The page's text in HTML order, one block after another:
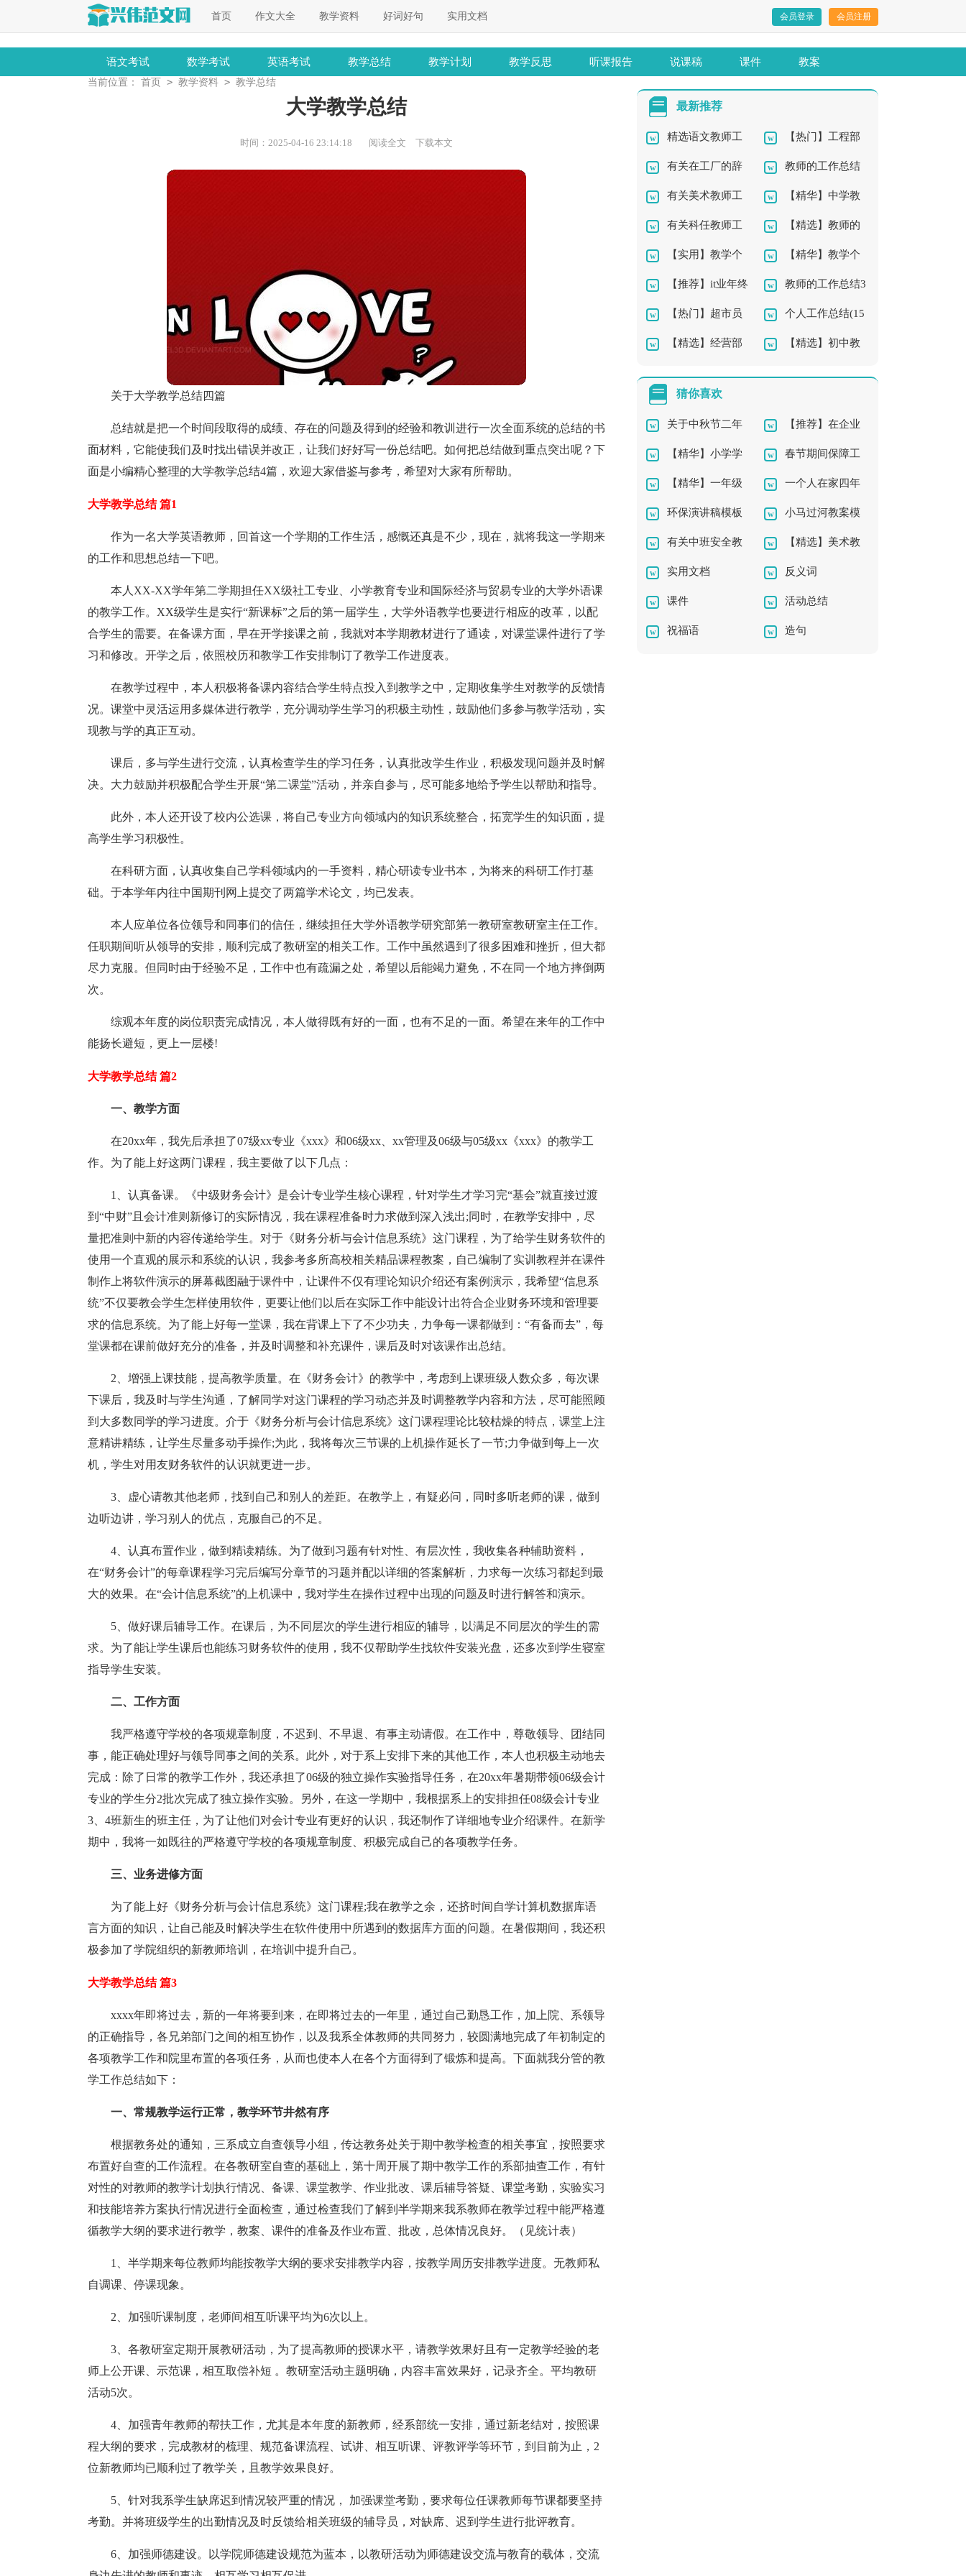
首页 作文大全 教学资料 好词好句 实用文档 会员登录 会员注册
语文考试 数学考试 英语考试 教学总结 教学计划 教学反思 听课报告 说课稿 课件 教案
当前位置： 首页 > 教学资料 > 教学总结
大学教学总结
时间：2025-04-16 23:14:18 阅读全文 下载本文
关于大学教学总结四篇
总结就是把一个时间段取得的成绩、存在的问题及得到的经验和教训进行一次全面系统的总结的书
面材料，它能使我们及时找出错误并改正，让我们好好写一份总结吧。如何把总结做到重点突出呢？下
面是小编精心整理的大学教学总结4篇，欢迎大家借鉴与参考，希望对大家有所帮助。
大学教学总结 篇1
作为一名大学英语教师，回首这一个学期的工作生活，感慨还真是不少，现在，就将我这一学期来
的工作和思想总结一下吧。
本人XX-XX学年第二学期担任XX级社工专业、小学教育专业和国际经济与贸易专业的大学外语课
的教学工作。XX级学生是实行“新课标”之后的第一届学生，大学外语教学也要进行相应的改革，以配
合学生的需要。在备课方面，早在开学接课之前，我就对本学期教材进行了通读，对课堂课件进行了学
习和修改。开学之后，依照校历和教学工作安排制订了教学工作进度表。
在教学过程中，本人积极将备课内容结合学生特点投入到教学之中，定期收集学生对教学的反馈情
况。课堂中灵活运用多媒体进行教学，充分调动学生学习的积极主动性，鼓励他们多参与教学活动，实
现教与学的真正互动。
课后，多与学生进行交流，认真检查学生的学习任务，认真批改学生作业，积极发现问题并及时解
决。大力鼓励并积极配合学生开展“第二课堂”活动，并亲自参与，尽可能多地给予学生以帮助和指导。
此外，本人还开设了校内公选课，将自己专业方向领域内的知识系统整合，拓宽学生的知识面，提
高学生学习积极性。
在科研方面，认真收集自己学科领域内的一手资料，精心研读专业书本，为将来的科研工作打基
础。于本学年内往中国期刊网上提交了两篇学术论文，均已发表。
本人应单位各位领导和同事们的信任，继续担任大学外语教学研究部第一教研室教研室主任工作。
任职期间听从领导的安排，顺利完成了教研室的相关工作。工作中虽然遇到了很多困难和挫折，但大都
尽力克服。但同时由于经验不足，工作中也有疏漏之处，希望以后能竭力避免，不在同一个地方摔倒两
次。
综观本年度的岗位职责完成情况，本人做得既有好的一面，也有不足的一面。希望在来年的工作中
能扬长避短，更上一层楼!
大学教学总结 篇2
一、教学方面
在20xx年，我先后承担了07级xx专业《xxx》和06级xx、xx管理及06级与05级xx《xxx》的教学工
作。为了能上好这两门课程，我主要做了以下几点：
1、认真备课。《中级财务会计》是会计专业学生核心课程，针对学生才学习完“基会”就直接过渡
到“中财”且会计准则新修订的实际情况，我在课程准备时力求做到深入浅出;同时，在教学安排中，尽
量把准则中新的内容传递给学生。对于《财务分析与会计信息系统》这门课程，为了给学生财务软件的
使用一个直观的展示和系统的认识，我参考多所高校相关精品课程教案，自己编制了实训教程并在课件
制作上将软件演示的屏幕截图融于课件中，让课件不仅有理论知识介绍还有案例演示，我希望“信息系
统”不仅要教会学生怎样使用软件，更要让他们以后在实际工作中能设计出符合企业财务环境和管理要
求的信息系统。为了能上好每一堂课，我在背课上下了不少功夫，力争每一课都做到：“有备而去”，每
堂课都在课前做好充分的准备，并及时调整和补充课件，课后及时对该课作出总结。
2、增强上课技能，提高教学质量。在《财务会计》的教学中，考虑到上课班级人数众多，每次课
下课后，我及时与学生沟通，了解同学对这门课程的学习动态并及时调整教学内容和方法，尽可能照顾
到大多数同学的学习进度。介于《财务分析与会计信息系统》这门课程理论比较枯燥的特点，课堂上注
意精讲精练，让学生尽量多动手操作;为此，我将每次三节课的上机操作延长了一节;力争做到每上一次
机，学生对用友财务软件的认识就更进一步。
3、虚心请教其他老师，找到自己和别人的差距。在教学上，有疑必问，同时多听老师的课，做到
边听边讲，学习别人的优点，克服自己的不足。
4、认真布置作业，做到精读精练。为了做到习题有针对性、有层次性，我收集各种辅助资料，
在“财务会计”的每章课程学习完后编写分章节的习题并配以详细的答案解析，力求每一次练习都起到最
大的效果。在“会计信息系统”的上机课中，我对学生在操作过程中出现的问题及时进行解答和演示。
5、做好课后辅导工作。在课后，为不同层次的学生进行相应的辅导，以满足不同层次的学生的需
求。为了能让学生课后也能练习财务软件的使用，我不仅帮助学生找软件安装光盘，还多次到学生寝室
指导学生安装。
二、工作方面
我严格遵守学校的各项规章制度，不迟到、不早退、有事主动请假。在工作中，尊敬领导、团结同
事，能正确处理好与领导同事之间的关系。此外，对于系上安排下来的其他工作，本人也积极主动地去
完成：除了日常的教学工作外，我还承担了06级的独立操作实验指导任务，在20xx年暑期带领06级会计
专业的学生分2批次完成了独立操作实验。另外，在这一学期中，我根据系上的安排担任08级会计专业
3、4班新生的班主任，为了让他们对会计专业有更好的认识，我还制作了详细地专业介绍课件。在新学
期中，我将一如既往的严格遵守学校的各项规章制度、积极完成自己的各项教学任务。
三、业务进修方面
为了能上好《财务分析与会计信息系统》这门课程;我在教学之余，还挤时间自学计算机数据库语
言方面的知识，让自己能及时解决学生在软件使用中所遇到的数据库方面的问题。在暑假期间，我还积
极参加了学院组织的新教师培训，在培训中提升自己。
大学教学总结 篇3
xxxx年即将过去，新的一年将要到来，在即将过去的一年里，通过自己勤恳工作，加上院、系领导
的正确指导，各兄弟部门之间的相互协作，以及我系全体教师的共同努力，较圆满地完成了年初制定的
各项教学工作和院里布置的各项任务，从而也使本人在各个方面得到了锻炼和提高。下面就我分管的教
学工作总结如下：
一、常规教学运行正常，教学环节井然有序
根据教务处的通知，三系成立自查领导小组，传达教务处关于期中教学检查的相关事宜，按照要求
布置好自查的工作流程。在各教研室自查的基础上，第十周开展了期中教学工作的系部抽查工作，有针
对性的对教师的教学计划执行情况、备课、课堂教学、作业批改、课后辅导答疑、课堂考勤，实验实习
和技能培养方案执行情况进行全面检查，通过检查我们了解到半学期来我系教师在教学过程中能严格遵
循教学大纲的要求进行教学，教案、课件的准备及作业布置、批改，总体情况良好。（见统计表）
1、半学期来每位教师均能按教学大纲的要求安排教学内容，按教学周历安排教学进度。无教师私
自调课、停课现象。
2、加强听课制度，老师间相互听课平均为6次以上。
3、各教研室定期开展教研活动，为了提高教师的授课水平，请教学效果好且有一定教学经验的老
师上公开课、示范课，相互取偿补短 。教研室活动主题明确，内容丰富效果好，记录齐全。平均教研
活动5次。
4、加强青年教师的帮扶工作，尤其是本年度的新教师，经系部统一安排，通过新老结对，按照课
程大纲的要求，完成教材的梳理、规范备课流程、试讲、相互听课、评教评学等环节，到目前为止，2
位新教师均已顺利过了教学关，且教学效果良好。
5、针对我系学生缺席迟到情况较严重的情况， 加强课堂考勤，要求每位任课教师每节课都要坚持
考勤。并将班级学生的出勤情况及时反馈给相关班级的辅导员，对缺席、迟到学生进行批评教育。
6、加强师德建设。以学院师德建设规范为蓝本，以教研活动为师德建设交流与教育的载体，交流
最新推荐
精选语文教师工
作总结9篇
【热门】工程部
年终工作总结4篇
有关在工厂的辞
职报告4篇
教师的工作总结
集锦10篇
有关美术教师工
作总结四篇
【精华】中学教
师工作总结9篇
有关科任教师工
作总结4篇
【精选】教师的
工作总结四篇
【实用】教学个
人工作总结4篇
【精华】教学个
人工作总结3篇
【推荐】it业年终
工作总结四篇
教师的工作总结3
篇
【热门】超市员
工辞职报告
个人工作总结(15
篇)
【精选】经营部 【精选】初中教
猜你喜欢
关于中秋节二年
级作文锦集五篇
【推荐】在企业
辞职报告四篇
【精华】小学学
作文400字集锦八篇
春节期间保障工
作方案
【精华】一年级
作文锦集5篇
一个人在家四年
级作文合集六篇
环保演讲稿模板
锦集8篇
小马过河教案模
板八篇
有关中班安全教
案四篇
【精选】美术教
案模板集合9篇
实用文档 反义词
课件 活动总结
祝福语 造句